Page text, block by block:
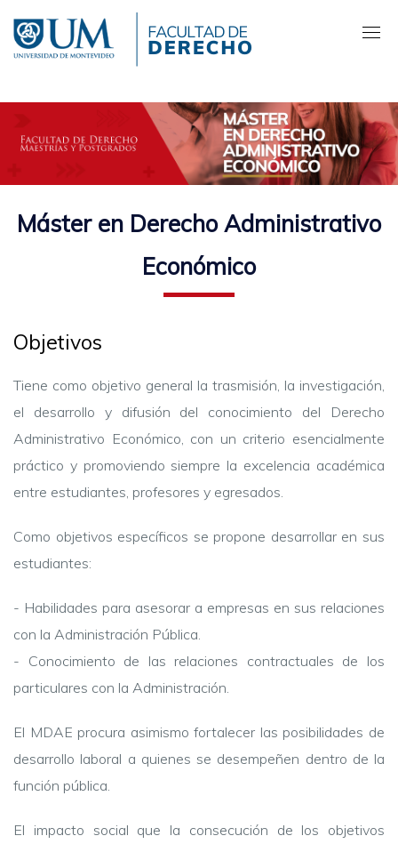
contenido
principal
Máster en Derecho Administrativo
Económico
Objetivos
Tiene como objetivo general la trasmisión, la investigación,
el desarrollo y difusión del conocimiento del Derecho
Administrativo Económico, con un criterio esencialmente
práctico y promoviendo siempre la excelencia académica
entre estudiantes, profesores y egresados.
Como objetivos específicos se propone desarrollar en sus
estudiantes:
- Habilidades para asesorar a empresas en sus relaciones
con la Administración Pública.
- Conocimiento de las relaciones contractuales de los
particulares con la Administración.
El MDAE procura asimismo fortalecer las posibilidades de
desarrollo laboral a quienes se desempeñen dentro de la
función pública.
El impacto social que la consecución de los objetivos